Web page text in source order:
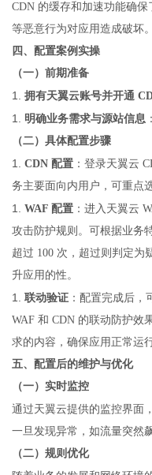
CDN 的缓存和加速功能确
等恶意行为对应用造成破坏
四、配置案例实操
（一）前期准备
1. 拥有天翼云账号并开通
1. 明确业务需求与源站信息
（二）具体配置步骤
1. CDN 配置 ：登录天翼云
务主要面向内用户，可重点
1. WAF 配置 ：进入天翼云
攻击防护规则。可根据业务
超过 100 次，超过则判定为
升应用的性。
1. 联动验证 ：配置完成后，
WAF 和 CDN 的联动防护效
求的内容，确保应用正常运
五、配置后的维护与优化
（一）实时监控
通过天翼云提供的监控界面
一旦发现异常，如流量突然
（二）规则优化